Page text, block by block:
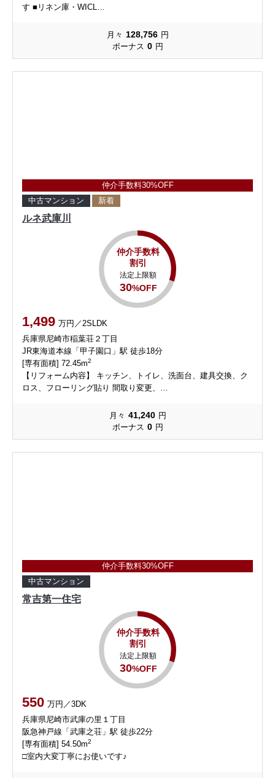
す ■リネン庫・WICL…
月々 128,756 円
ボーナス 0 円
仲介手数料30%OFF
中古マンション
新着
ルネ武庫川
仲介手数料
割引
法定上限額
30%OFF
1,499 万円／2SLDK
兵庫県尼崎市稲葉荘２丁目
JR東海道本線「甲子園口」駅 徒歩18分
[専有面積] 72.45m2
【リフォーム内容】 キッチン、トイレ、洗⾯台、建具交換、ク
ロス、フローリング貼り 間取り変更、…
月々 41,240 円
ボーナス 0 円
仲介手数料30%OFF
中古マンション
常吉第一住宅
仲介手数料
割引
法定上限額
30%OFF
550 万円／3DK
兵庫県尼崎市武庫の里１丁目
阪急神戸線「武庫之荘」駅 徒歩22分
[専有面積] 54.50m2
□室内大変丁寧にお使いです♪